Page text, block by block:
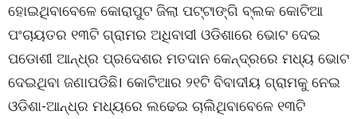
ହୋଇଥିବାବେଳେ କୋରାପୁଟ ଜିଲା ପଟ୍ଟାଙ୍ଗି ବ୍ଲକ କୋଟିଆ
ପଂଚାୟତର ୧୩ଟି ଗ୍ରାମର ଅଧିବାସୀ ଓଡିଶାରେ ଭୋଟ ଦେଇ
ପଡୋଶୀ ଆନ୍ଧ୍ର ପ୍ରଦେଶର ମତଦାନ କେନ୍ଦ୍ରରେ ମଧ୍ୟ ଭୋଟ
ଦେଇଥିବା ଜଣାପଡିଛି। କୋଟିଆର ୨୧ଟି ବିବାଦୀୟ ଗ୍ରାମକୁ ନେଇ
ଓଡିଶା-ଆନ୍ଧ୍ର ମଧ୍ୟରେ ଲଢେଇ ଚାଲିଥିବାବେଳେ ୧୩ଟି